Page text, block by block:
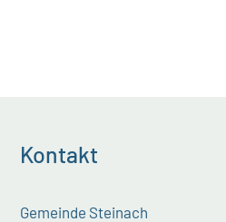
Kontakt
Gemeinde Steinach